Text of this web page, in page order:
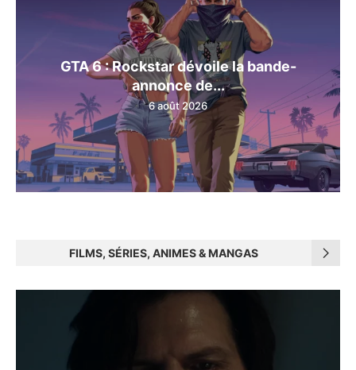
GTA 6 : Rockstar dévoile la bande-
annonce de...
6 août 2026
FILMS, SÉRIES, ANIMES & MANGAS